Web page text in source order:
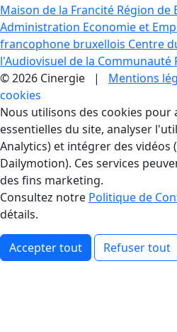
Maison de la Francité Région de
Administration Economie et
francophone bruxellois Centre
l'Audiovisuel de la Communauté
© 2026 Cinergie | Mentions
cookies
Gestion des Cookies
Nous utilisons des cookies
essentielles du site, analyser
Analytics) et intégrer des vidéos
Dailymotion). Ces services
des fins marketing.
Consultez notre Politique de
détails.
Accepter tout Refuser tout